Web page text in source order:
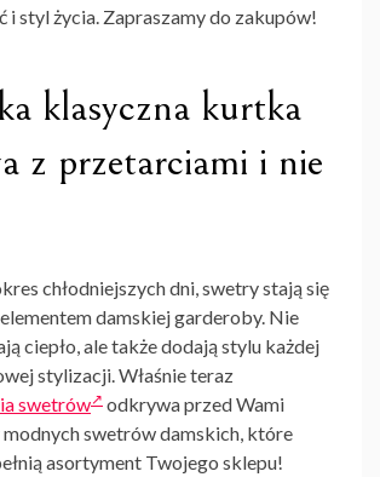
i styl życia. Zapraszamy do zakupów!
klasyczna kurtka
z przetarciami i nie
chłodniejszych dni, swetry stają się
damskiej garderoby. Nie
ciepło, ale także dodają stylu każdej
stylizacji. Właśnie teraz
swetrów
odkrywa przed Wami
swetrów damskich, które
asortyment Twojego sklepu!